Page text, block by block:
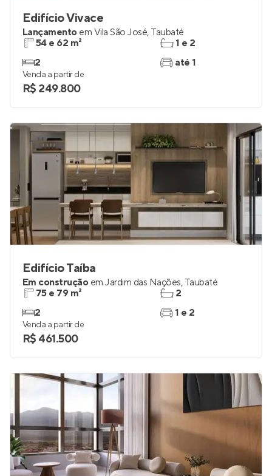
Edifício Vivace
Lançamento em Vila São José, Taubaté
54 e 62 m²
2
1 e 2
até 1
Venda a partir de
R$ 249.800
Edifício Taíba
Em construção em Jardim das Nações, Taubaté
75 e 79 m²
2
2
1 e 2
Venda a partir de
R$ 461.500